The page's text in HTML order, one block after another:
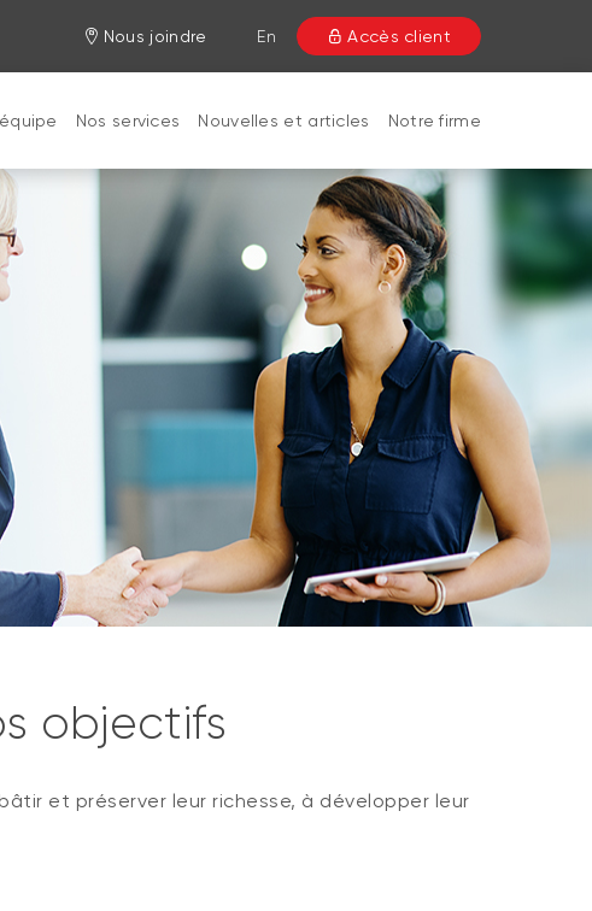
Nous joindre En Accès client
Nos services Nouvelles et articles Notre firme
objectifs
et préserver leur richesse, à développer leur